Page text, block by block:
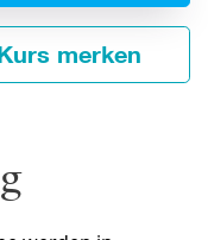
merken